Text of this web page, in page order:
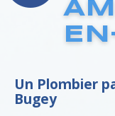
Un Plombier
Bugey